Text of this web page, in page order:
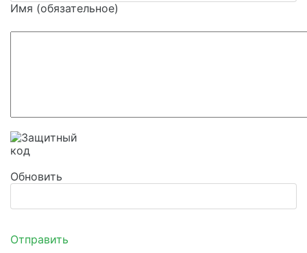
Имя (обязательное)
Обновить
Отправить